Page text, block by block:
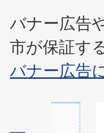
バナー広告
市が保証す
バナー広告
1